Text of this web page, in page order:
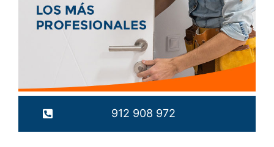
912 908 972